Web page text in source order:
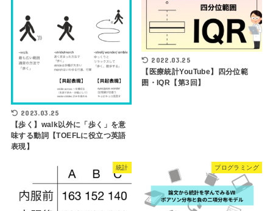
2023.03.25
【歩く】walk以外に「歩く」を意
味する動詞【TOEFLに役立つ英語
表現】
2022.03.25
【医療統計YouTube】四分位範
囲・IQR【第3回】
統計 プログラミング